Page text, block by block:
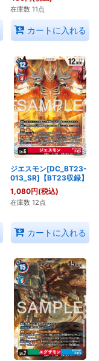
在庫数 11点
カートに入れる
ジエスモン[DC_BT23-
013_SR]【BT23収録】
1,080円(税込)
在庫数 12点
カートに入れる